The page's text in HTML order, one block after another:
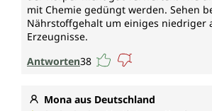
mit Chemie gedüngt werden. Sehen
Nährstoffgehalt um einiges niedriger
Erzeugnisse.
Antworten38
Mona aus Deutschland